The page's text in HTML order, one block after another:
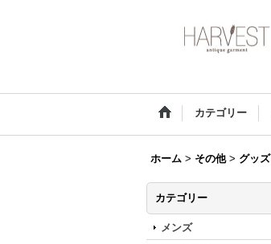
カテゴリー
ホーム > その他 > グッズ
カテゴリー
メンズ